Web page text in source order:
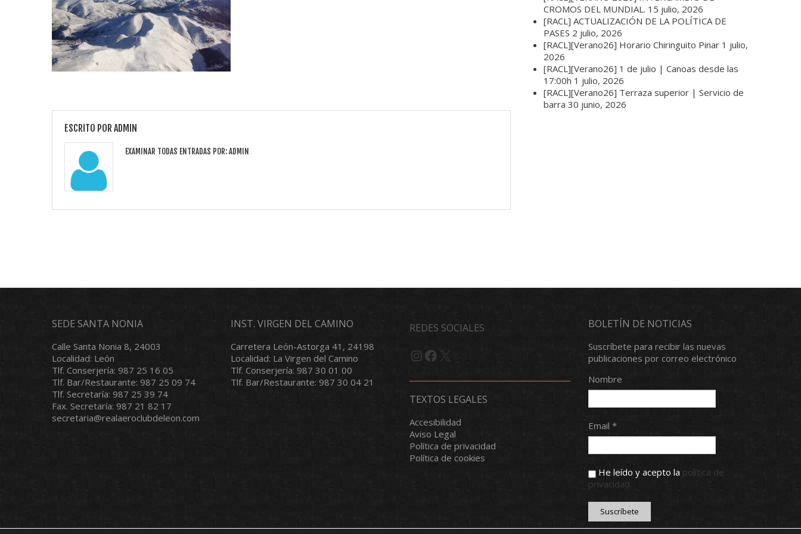
ESCRITO PORADMIN
EXAMINAR TODAS ENTRADAS POR:ADMIN
CROMOS DEL MUNDIAL. 15 julio, 2026
[RACL] ACTUALIZACIÓN DE LA POLÍTICA DE
PASES 2 julio, 2026
[RACL][Verano26] Horario Chiringuito Pinar 1 julio,
2026
[RACL][Verano26] 1 de julio | Canoas desde las
17:00h 1 julio, 2026
[RACL][Verano26] Terraza superior | Servicio de
barra 30 junio, 2026
SEDE SANTA NONIA
Calle Santa Nonia 8, 24003
Localidad: León
Tlf. Conserjería: 987 25 16 05
Tlf. Bar/Restaurante: 987 25 09 74
Tlf. Secretaría: 987 25 39 74
Fax. Secretaría: 987 21 82 17
secretaria@realaeroclubdeleon.com
INST. VIRGEN DEL CAMINO
Carretera León-Astorga 41, 24198
Localidad: La Virgen del Camino
Tlf. Conserjería: 987 30 01 00
Tlf. Bar/Restaurante: 987 30 04 21
REDES SOCIALES
Instagram
Facebook
X
TEXTOS LEGALES
Accesibilidad
Aviso Legal
Política de privacidad
Política de cookies
BOLETÍN DE NOTICIAS
Suscríbete para recibir las nuevas
publicaciones por correo electrónico
Nombre
Email *
He leído y acepto la política de
privacidad.